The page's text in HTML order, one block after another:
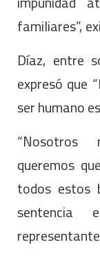
familiares”,
Díaz, entre
expresó que
ser humano
“Nosotros
queremos
todos estos